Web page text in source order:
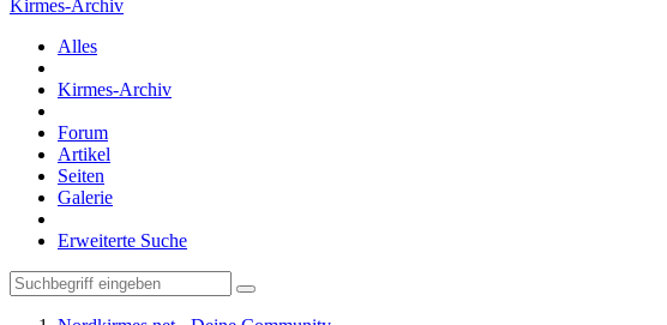
Kirmes-Archiv
Alles
Kirmes-Archiv
Forum
Artikel
Seiten
Galerie
Erweiterte Suche